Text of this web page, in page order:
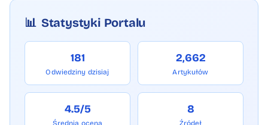
📊 Statystyki Portalu
181
Odwiedziny dzisiaj
2,662
Artykułów
4.5/5
Średnia ocena
8
Źródeł